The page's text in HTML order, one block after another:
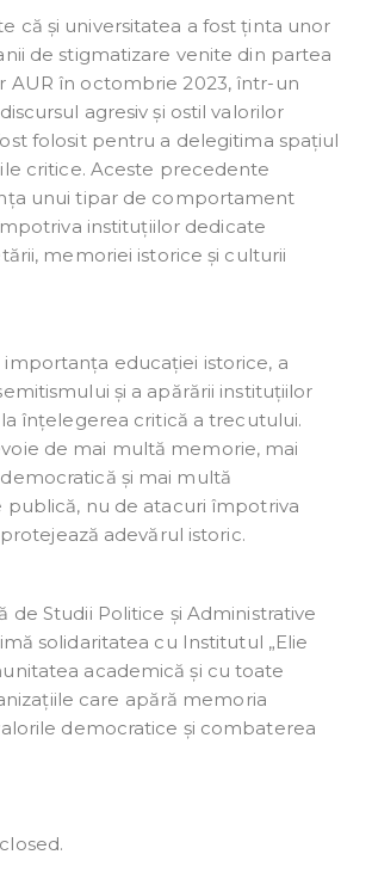
că și universitatea a fost ținta unor
de stigmatizare venite din partea
AUR în octombrie 2023, într-un
agresiv și ostil valorilor
folosit pentru a delegitima spațiul
critice. Aceste precedente
unui tipar de comportament
instituțiilor dedicate
memoriei istorice și culturii
importanța educației istorice, a
și a apărării instituțiilor
înțelegerea critică a trecutului.
de mai multă memorie, mai
și mai multă
publică, nu de atacuri împotriva
adevărul istoric.
de Studii Politice și Administrative
solidaritatea cu Institutul „Elie
academică și cu toate
care apără memoria
democratice și combaterea